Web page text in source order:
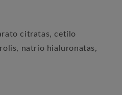
citratas, cetilo
natrio hialuronatas,